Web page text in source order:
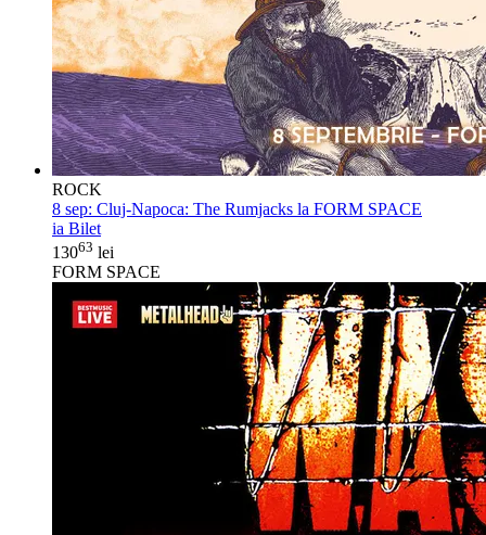
ROCK
8 sep: Cluj-Napoca: The Rumjacks la FORM SPACE
ia Bilet
13063 lei
FORM SPACE